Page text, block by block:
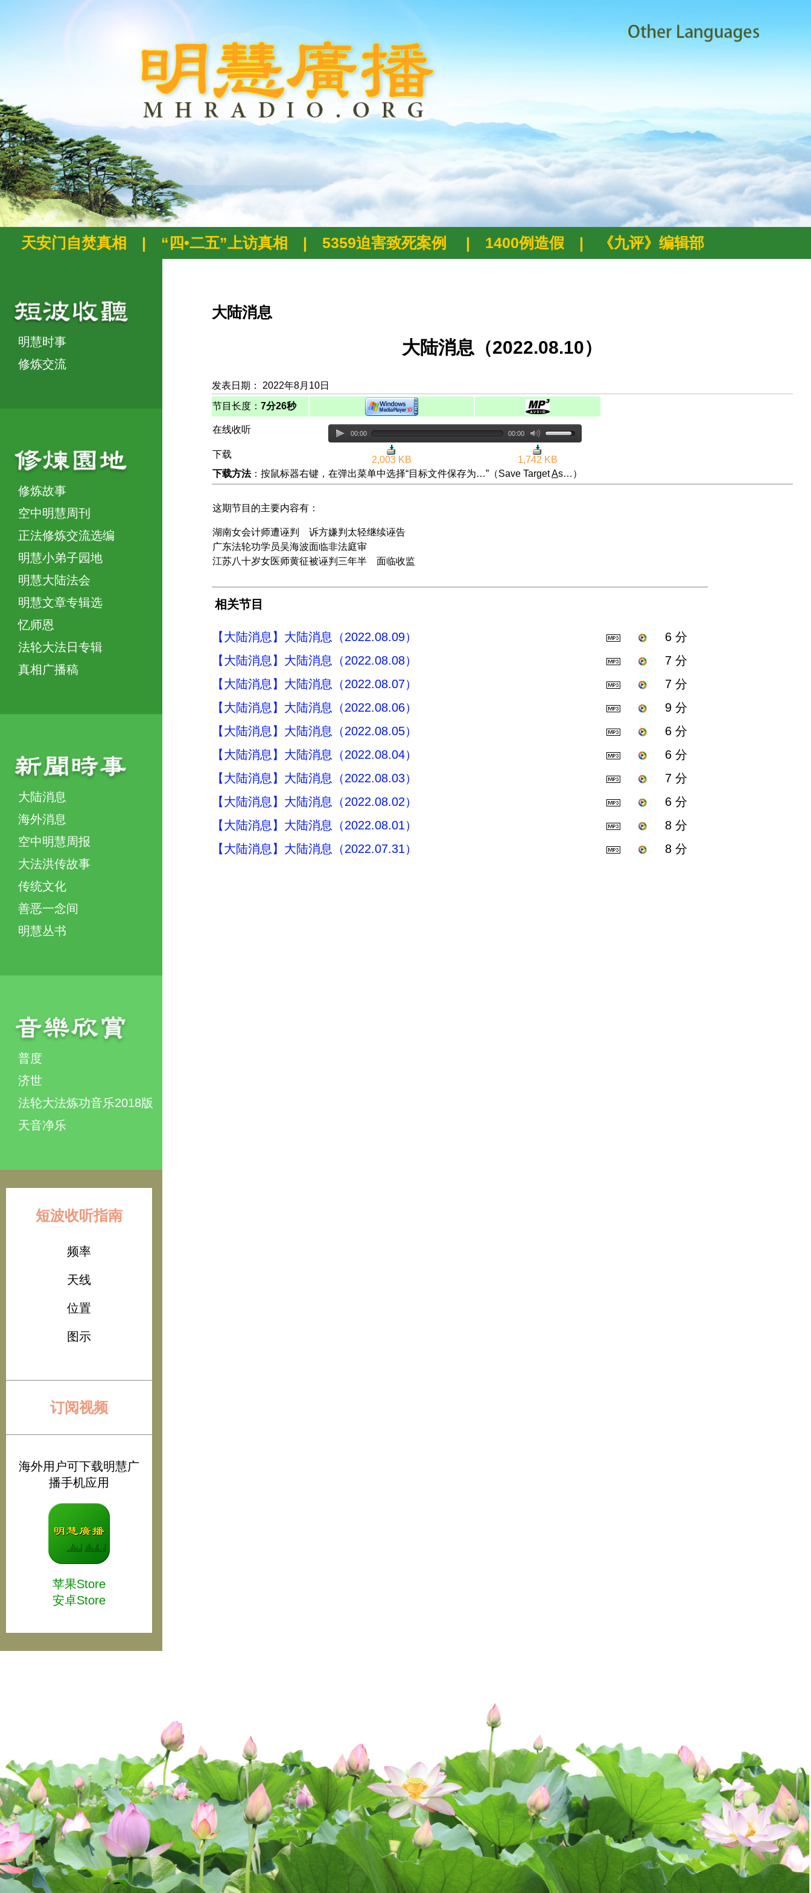
天安门自焚真相 | “四•二五”上访真相 | 5359迫害致死案例 | 1400例造假 | 《九评》编辑部
明慧时事
修炼交流
修炼故事
空中明慧周刊
正法修炼交流选编
明慧小弟子园地
明慧大陆法会
明慧文章专辑选
忆师恩
法轮大法日专辑
真相广播稿
大陆消息
海外消息
空中明慧周报
大法洪传故事
传统文化
善恶一念间
明慧丛书
普度
济世
法轮大法炼功音乐2018版
天音净乐
短波收听指南
频率
天线
位置
图示
订阅视频
海外用户可下载明慧广
播手机应用
苹果Store
安卓Store
大陆消息
大陆消息（2022.08.10）
发表日期： 2022年8月10日
节目长度： 7分26秒
在线收听 00:00 00:00
下载
2,003 KB
1,742 KB
下载方法：按鼠标器右键，在弹出菜单中选择“目标文件保存为…”（Save TargetAs…）
这期节目的主要内容有：
湖南女会计师遭诬判 诉方嫌判太轻继续诬告
广东法轮功学员吴海波面临非法庭审
江苏八十岁女医师黄征被诬判三年半 面临收监
相关节目
【大陆消息】大陆消息（2022.08.09）
6 分
【大陆消息】大陆消息（2022.08.08）
7 分
【大陆消息】大陆消息（2022.08.07）
7 分
【大陆消息】大陆消息（2022.08.06）
9 分
【大陆消息】大陆消息（2022.08.05）
6 分
【大陆消息】大陆消息（2022.08.04）
6 分
【大陆消息】大陆消息（2022.08.03）
7 分
【大陆消息】大陆消息（2022.08.02）
6 分
【大陆消息】大陆消息（2022.08.01）
8 分
【大陆消息】大陆消息（2022.07.31）
8 分